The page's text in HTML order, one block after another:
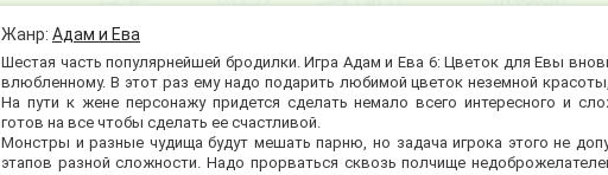
Жанр: Адам и Ева
Шестая часть популярнейшей бродилки. Игра Адам и Ева 6: Цветок для Евы
влюбленному. В этот раз ему надо подарить любимой цветок неземной
На пути к жене персонажу придется сделать немало всего интересного и
готов на все чтобы сделать ее счастливой.
Монстры и разные чудища будут мешать парню, но задача игрока этого не
этапов разной сложности. Надо прорваться сквозь полчище